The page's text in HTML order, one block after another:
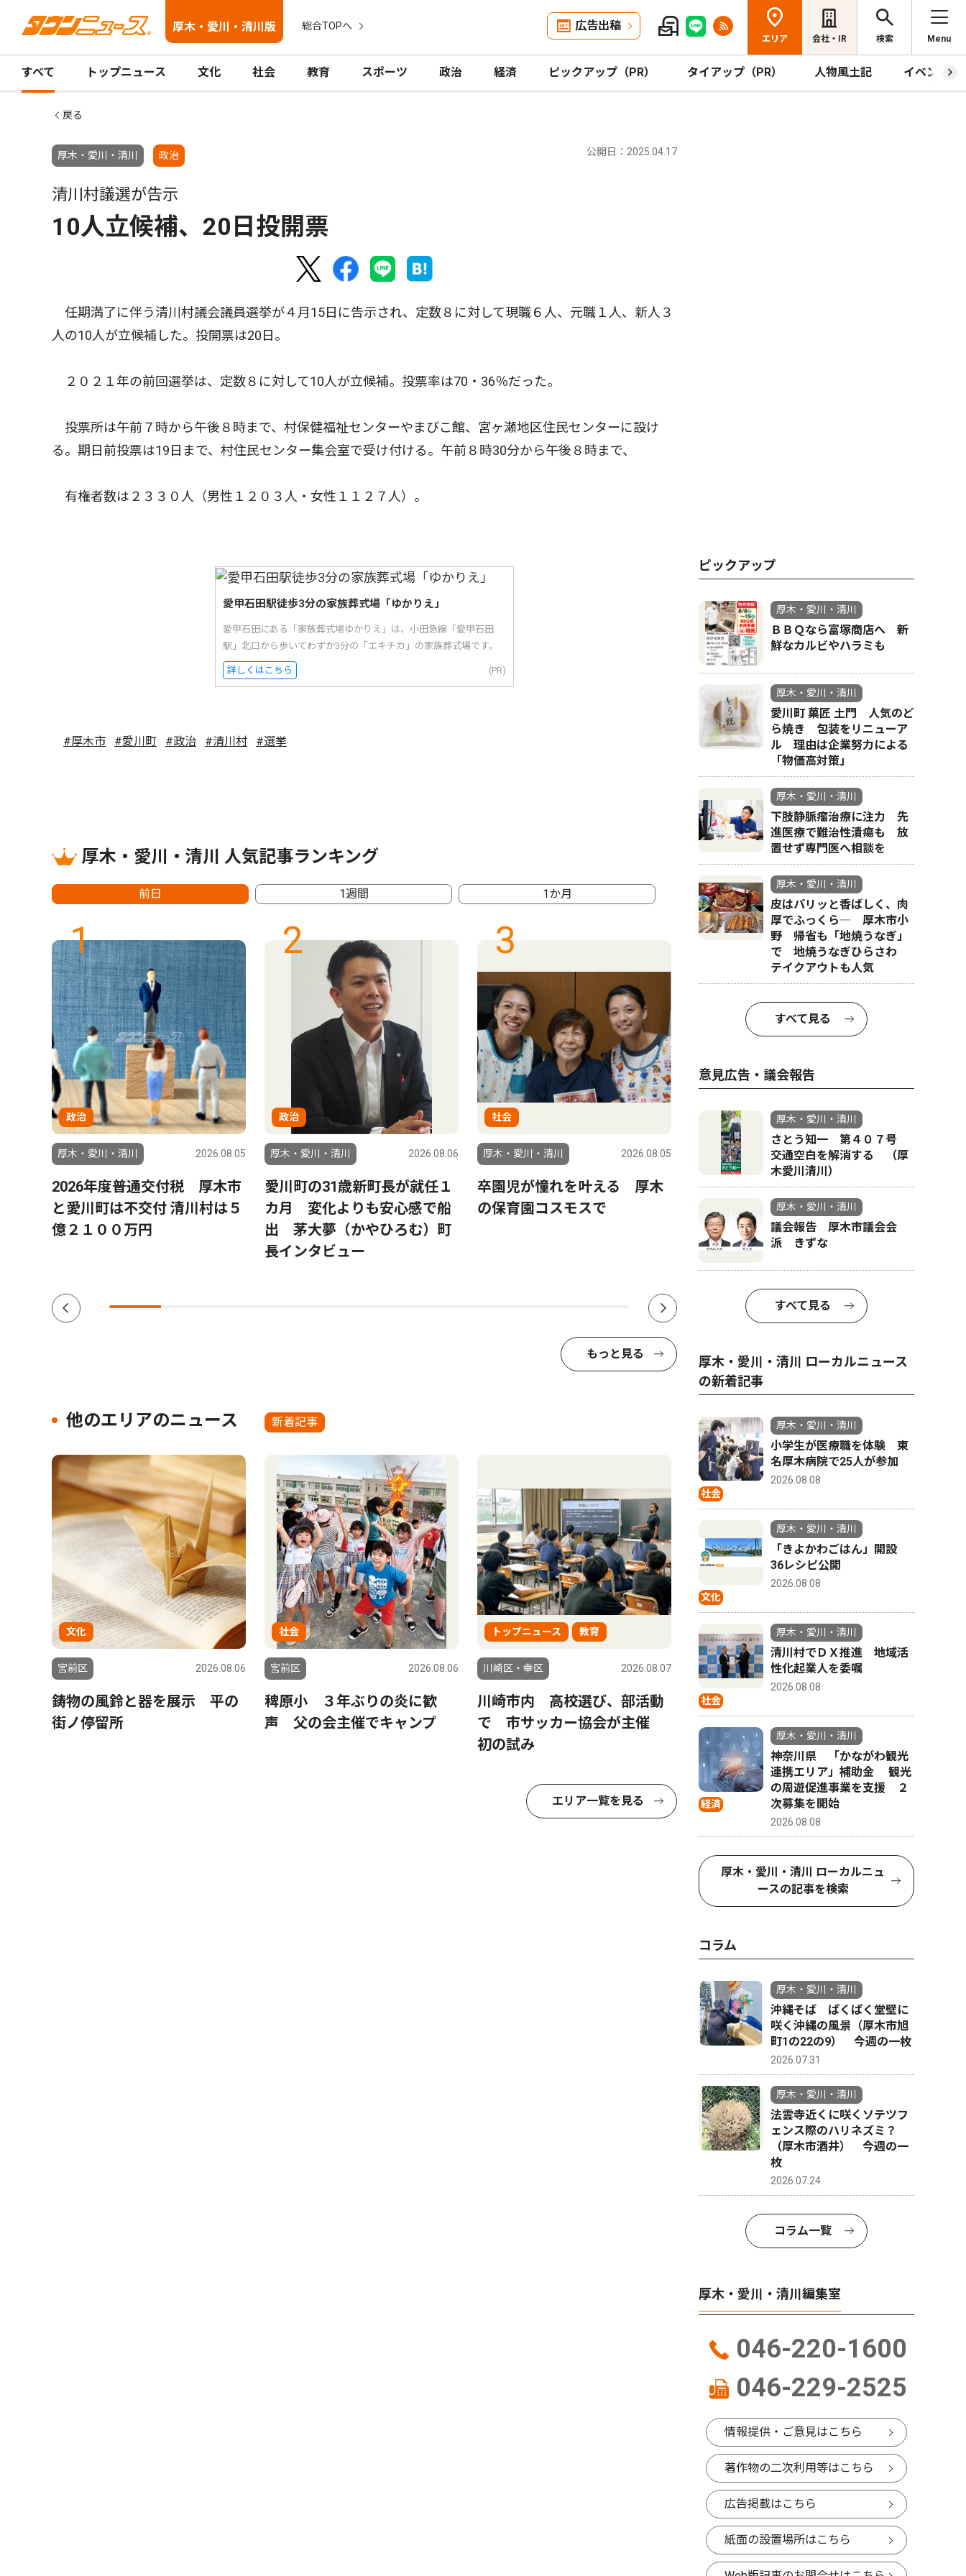
厚木・愛川・清川版 総合TOPへ 広告出稿
エリア 会社・IR 検索 Menu
すべて トップニュース 文化 社会 教育 スポーツ 政治 経済 ピックアップ（PR） タイアップ（PR） 人物風土記 イベント
戻る
厚木・愛川・清川 政治 公開日：2025.04.17
清川村議選が告示
10人立候補、20日投開票
任期満了に伴う清川村議会議員選挙が４月15日に告示され、定数８に対して現職６人、元職１人、新人３
人の10人が立候補した。投開票は20日。
２０２１年の前回選挙は、定数８に対して10人が立候補。投票率は70・36％だった。
投票所は午前７時から午後８時まで、村保健福祉センターやまびこ館、宮ヶ瀬地区住民センターに設け
る。期日前投票は19日まで、村住民センター集会室で受け付ける。午前８時30分から午後８時まで、
有権者数は２３３０人（男性１２０３人・女性１１２７人）。
愛甲石田駅徒歩3分の家族葬式場「ゆかりえ」
愛甲石田にある「家族葬式場ゆかりえ」は、小田急線「愛甲石田
駅」北口から歩いてわずか3分の「エキチカ」の家族葬式場です。
詳しくはこちら (PR)
#厚木市 #愛川町 #政治 #清川村 #選挙
厚木・愛川・清川 人気記事ランキング
前日 1週間 1か月
1
政治
厚木・愛川・清川 2026.08.05
2026年度普通交付税 厚木市
と愛川町は不交付 清川村は５
億２１００万円
2
政治
厚木・愛川・清川 2026.08.06
愛川町の31歳新町長が就任１
カ月 変化よりも安心感で船
出 茅大夢（かやひろむ）町
長インタビュー
3
社会
厚木・愛川・清川 2026.08.05
卒園児が憧れを叶える 厚木
の保育園コスモスで
4
文化
厚木・愛川・清川 2026.08.05
真夏の夜ジャズを満喫 厚木
公園で8月20・21日
皮はパリ
ウトも人
もっと見る
他のエリアのニュース 新着記事
文化
宮前区 2026.08.06
鋳物の風鈴と器を展示 平の
街ノ停留所
社会
宮前区 2026.08.06
稗原小 ３年ぶりの炎に歓
声 父の会主催でキャンプ
トップニュース 教育
川崎区・幸区 2026.08.07
川崎市内 高校選び、部活動
で 市サッカー協会が主催
初の試み
エリア一覧を見る
ピックアップ
厚木・愛川・清川
ＢＢＱなら富塚商店へ 新
鮮なカルビやハラミも
厚木・愛川・清川
愛川町 菓匠 土門 人気のど
ら焼き 包装をリニューア
ル 理由は企業努力による
「物価高対策」
厚木・愛川・清川
下肢静脈瘤治療に注力 先
進医療で難治性潰瘍も 放
置せず専門医へ相談を
厚木・愛川・清川
皮はパリッと香ばしく、肉
厚でふっくら― 厚木市小
野 帰省も「地焼うなぎ」
で 地焼うなぎひらさわ
テイクアウトも人気
すべて見る
意見広告・議会報告
厚木・愛川・清川
さとう知一 第４０７号
交通空白を解消する （厚
木愛川清川）
厚木・愛川・清川
議会報告 厚木市議会会
派 きずな
すべて見る
厚木・愛川・清川 ローカルニュース
の新着記事
社会
厚木・愛川・清川
小学生が医療職を体験 東
名厚木病院で25人が参加
2026.08.08
文化
厚木・愛川・清川
「きよかわごはん」開設
36レシピ公開
2026.08.08
社会
厚木・愛川・清川
清川村でＤＸ推進 地域活
性化起業人を委嘱
2026.08.08
経済
厚木・愛川・清川
神奈川県 「かながわ観光
連携エリア」補助金 観光
の周遊促進事業を支援 ２
次募集を開始
2026.08.08
厚木・愛川・清川 ローカルニュ
ースの記事を検索
コラム
厚木・愛川・清川
沖縄そば ぱくぱく堂壁に
咲く沖縄の風景（厚木市旭
町1の22の9） 今週の一枚
2026.07.31
厚木・愛川・清川
法雲寺近くに咲くソテツフ
ェンス際のハリネズミ？
（厚木市酒井） 今週の一
枚
2026.07.24
コラム一覧
厚木・愛川・清川編集室
046-220-1600
046-229-2525
情報提供・ご意見はこちら
著作物の二次利用等はこちら
広告掲載はこちら
紙面の設置場所はこちら